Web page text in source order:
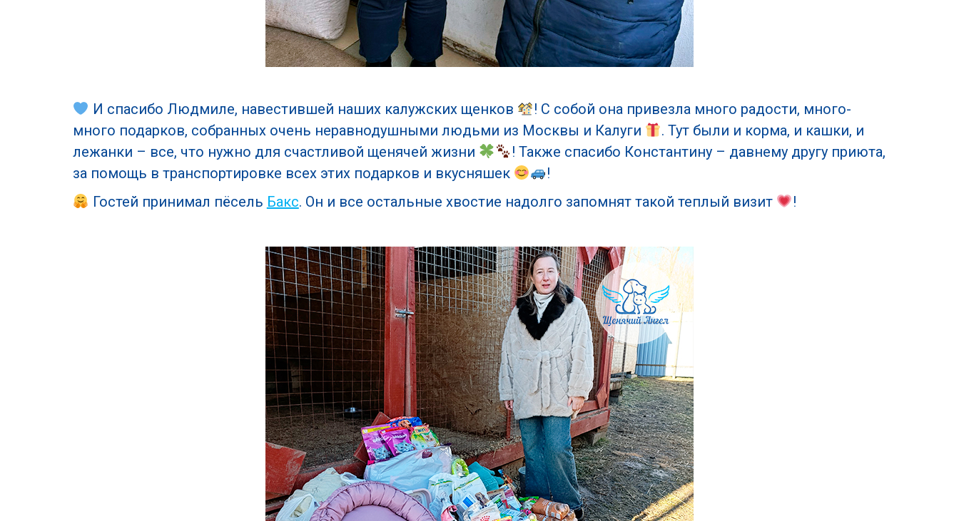
И спасибо Людмиле, навестившей наших калужских щенков
! С собой она привезла много радости, много-
много подарков, собранных очень неравнодушными людьми из Москвы и Калуги
. Тут были и корма, и кашки, и
лежанки – все, что нужно для счастливой щенячей жизни
! Также спасибо Константину – давнему другу приюта,
за помощь в транспортировке всех этих подарков и вкусняшек
!
Гостей принимал пёсель Бакс. Он и все остальные хвостие надолго запомнят такой теплый визит !